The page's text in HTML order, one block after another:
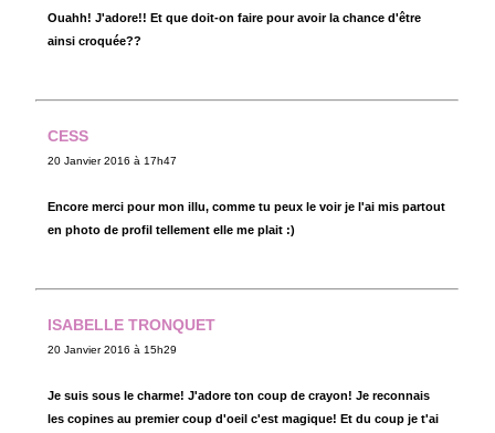
Ouahh! J'adore!! Et que doit-on faire pour avoir la chance d'être
ainsi croquée??
CESS
20 Janvier 2016 à 17h47
Encore merci pour mon illu, comme tu peux le voir je l'ai mis partout
en photo de profil tellement elle me plait :)
ISABELLE TRONQUET
20 Janvier 2016 à 15h29
Je suis sous le charme! J'adore ton coup de crayon! Je reconnais
les copines au premier coup d'oeil c'est magique! Et du coup je t'ai